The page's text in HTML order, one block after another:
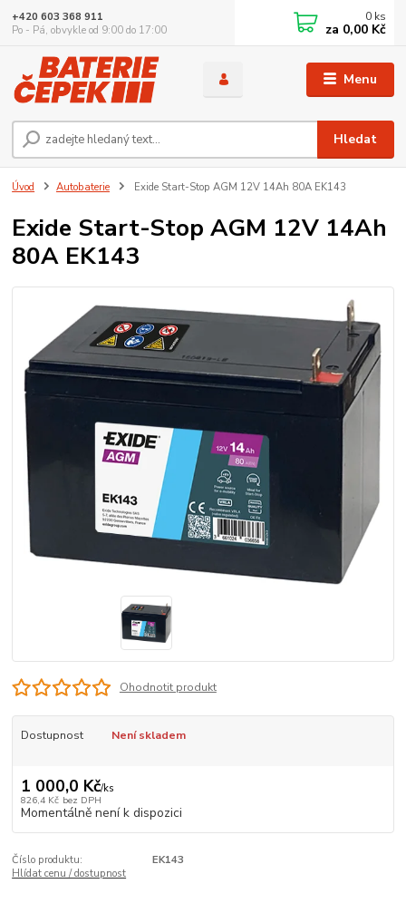
Menu
Hledat
+420 603 368 911
Po - Pá, obvykle od 9:00 do 17:00
0 ks
za 0,00 Kč
Úvod Autobaterie Exide Start-Stop AGM 12V 14Ah 80A EK143
Exide Start-Stop AGM 12V 14Ah
80A EK143
Ohodnotit produkt
Dostupnost Není skladem
1 000,0 Kč/ks
826,4 Kč bez DPH
Momentálně není k dispozici
Číslo produktu:
EK143
Hlídat cenu / dostupnost